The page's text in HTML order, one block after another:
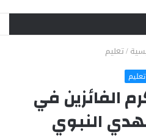
/تعليم
تعليم
الفائزين في
النبوي